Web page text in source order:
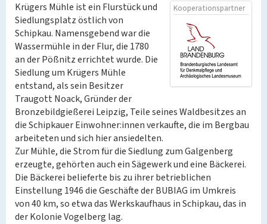
Kooperationspartner
Krügers Mühle ist ein Flurstück und
Siedlungsplatz östlich von
Schipkau. Namensgebend war die
Wassermühle in der Flur, die 1780
an der Pößnitz errichtet wurde. Die
Siedlung um Krügers Mühle
entstand, als sein Besitzer
Traugott Noack, Gründer der
Bronzebildgießerei Leipzig, Teile seines Waldbesitzes an
die Schipkauer Einwohner:innen verkaufte, die im Bergbau
arbeiteten und sich hier ansiedelten.
Zur Mühle, die Strom für die Siedlung zum Galgenberg
erzeugte, gehörten auch ein Sägewerk und eine Bäckerei.
Die Bäckerei belieferte bis zu ihrer betrieblichen
Einstellung 1946 die Geschäfte der BUBIAG im Umkreis
von 40 km, so etwa das Werkskaufhaus in Schipkau, das in
der Kolonie Vogelberg lag.